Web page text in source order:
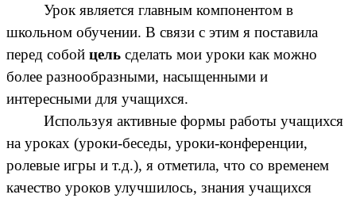
Урок является главным компонентом в
школьном обучении. В связи с этим я поставила
перед собой цель сделать мои уроки как можно
более разнообразными, насыщенными и
интересными для учащихся.
Используя активные формы работы учащихся
на уроках (уроки-беседы, уроки-конференции,
ролевые игры и т.д.), я отметила, что со временем
качество уроков улучшилось, знания учащихся